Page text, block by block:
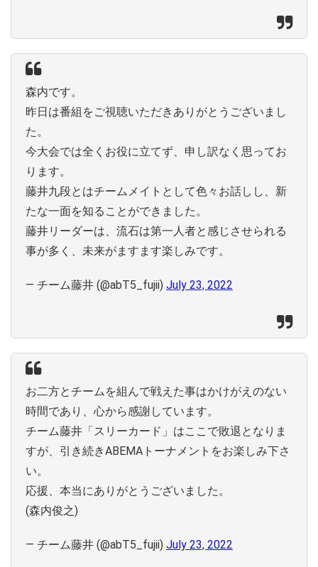
森内です。
昨日は番組をご視聴いただきありがとうございまし
た。
今大会では全くお役に立てず、申し訳なく思ってお
ります。
藤井九段とはチームメイトとして色々お話しし、新
たな一面を知ることができました。
藤井リーダーは、流石は第一人者と感じさせられる
事が多く、未来がますます楽しみです。
— チーム藤井 (@abT5_fujii) July 23, 2022
お二方とチームを組んで戦えた事はかけがえのない
時間であり、心から感謝しています。
チーム藤井「スリーカード」はここで敗退となりま
すが、引き続きABEMAトーナメントをお楽しみ下さ
い。
応援、本当にありがとうございました。
(森内俊之)
— チーム藤井 (@abT5_fujii) July 23, 2022